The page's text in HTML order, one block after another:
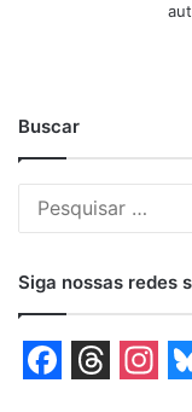
Buscar
Siga nossas redes